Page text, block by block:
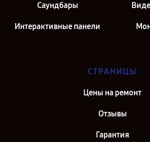
Саундбары
Интерактивные панели
СТРАНИЦЫ
Цены на ремонт
Отзывы
Гарантия